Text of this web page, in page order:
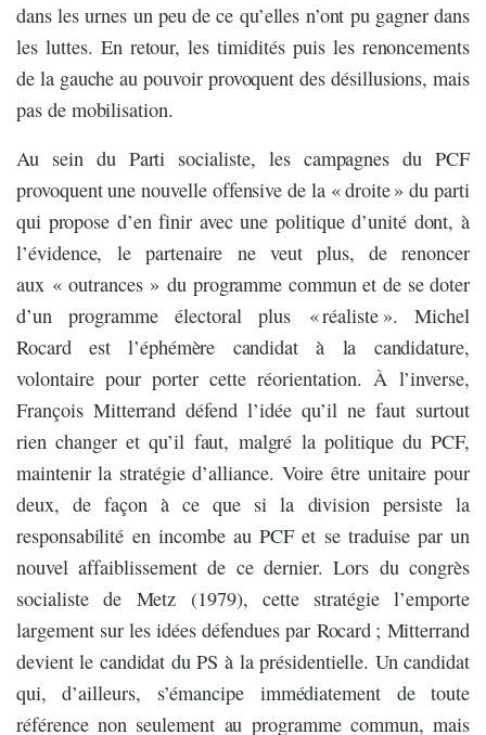
dans les urnes un peu de ce qu’elles n’ont pu gagner dans
les luttes. En retour, les timidités puis les renoncements
de la gauche au pouvoir provoquent des désillusions, mais
pas de mobilisation.
Au sein du Parti socialiste, les campagnes du PCF
provoquent une nouvelle offensive de la « droite » du parti
qui propose d’en finir avec une politique d’unité dont, à
l’évidence, le partenaire ne veut plus, de renoncer
aux « outrances » du programme commun et de se doter
d’un programme électoral plus « réaliste ». Michel
Rocard est l’éphémère candidat à la candidature,
volontaire pour porter cette réorientation. À l’inverse,
François Mitterrand défend l’idée qu’il ne faut surtout
rien changer et qu’il faut, malgré la politique du PCF,
maintenir la stratégie d’alliance. Voire être unitaire pour
deux, de façon à ce que si la division persiste la
responsabilité en incombe au PCF et se traduise par un
nouvel affaiblissement de ce dernier. Lors du congrès
socialiste de Metz (1979), cette stratégie l’emporte
largement sur les idées défendues par Rocard ; Mitterrand
devient le candidat du PS à la présidentielle. Un candidat
qui, d’ailleurs, s’émancipe immédiatement de toute
référence non seulement au programme commun, mais